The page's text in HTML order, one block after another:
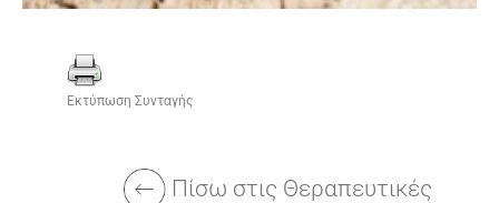
Εκτύπωση Συνταγής
Πίσω στις Θεραπευτικές